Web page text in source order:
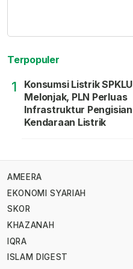
Terpopuler
1
Konsumsi Listrik SPKLU
Melonjak, PLN Perluas
Infrastruktur Pengisian
Kendaraan Listrik
AMEERA
EKONOMI SYARIAH
SKOR
KHAZANAH
IQRA
ISLAM DIGEST